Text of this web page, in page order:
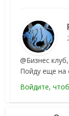
@Бизнес
Пойду еще на
Войдите,